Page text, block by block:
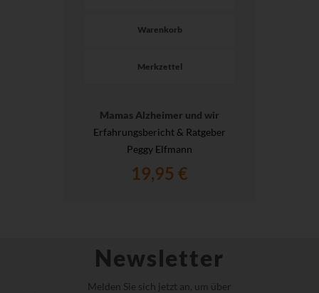
Warenkorb
Merkzettel
Mamas Alzheimer und wir
Erfahrungsbericht & Ratgeber
Peggy Elfmann
19,95 €
Newsletter
Melden Sie sich jetzt an, um über